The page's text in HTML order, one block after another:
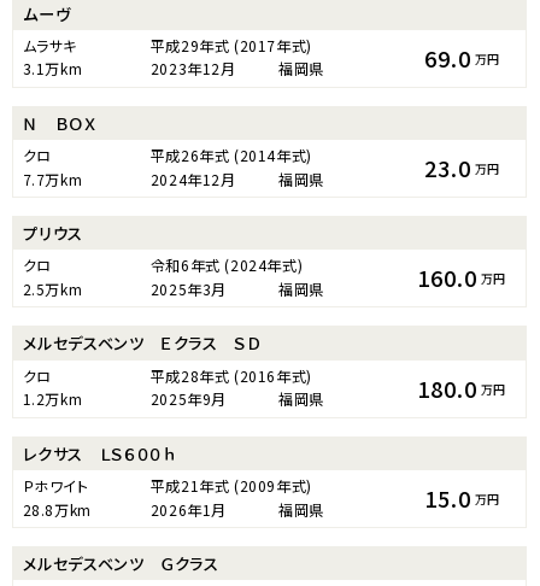
ムーヴ
ムラサキ 平成29年式 (2017年式)
3.1万km
2023年12月 福岡県 69.0 万円
Ｎ ＢＯＸ
クロ 平成26年式 (2014年式)
7.7万km
2024年12月 福岡県 23.0 万円
プリウス
クロ 令和6年式 (2024年式)
2.5万km
2025年3月 福岡県 160.0 万円
メルセデスベンツ Ｅクラス ＳＤ
クロ 平成28年式 (2016年式)
1.2万km
2025年9月 福岡県 180.0 万円
レクサス ＬＳ６００ｈ
Ｐホワイト 平成21年式 (2009年式)
28.8万km
2026年1月 福岡県 15.0 万円
メルセデスベンツ Ｇクラス